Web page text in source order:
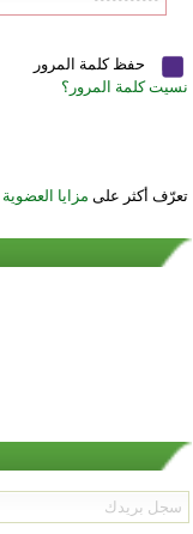
حفظ كلمة المرور
نسيت كلمة المرور؟
تعرّف أكثر على مزايا العضوية